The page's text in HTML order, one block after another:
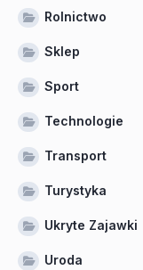
Rolnictwo
Sklep
Sport
Technologie
Transport
Turystyka
Ukryte Zajawki
Uroda